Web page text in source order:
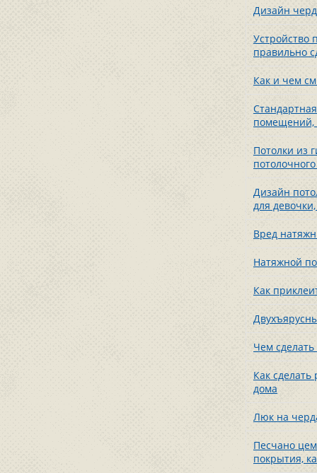
Дизайн
Устройство
правильно
Как и чем
помещений,
Потолки из
Дизайн
для
Вред
Натяжной
Как
Чем
Как
дома
Люк на
Песчано
покрытия,